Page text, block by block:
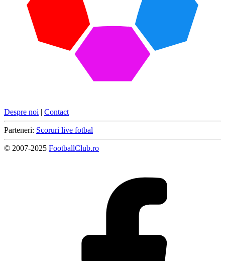
Despre noi | Contact
Parteneri: Scoruri live fotbal
© 2007-2025 FootballClub.ro